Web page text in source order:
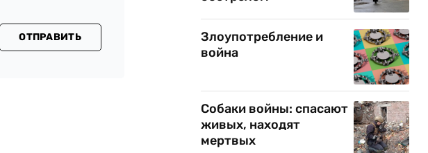
ОТПРАВИТЬ
Злоупотребление и
война
Собаки войны: спасают
живых, находят
мертвых